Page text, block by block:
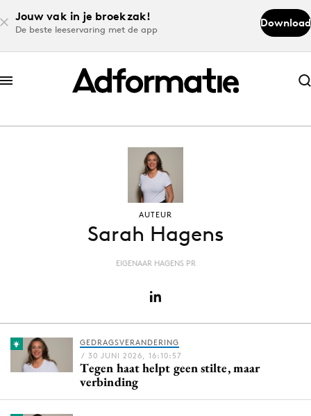
Jouw vak in je broekzak!
De beste leeservaring met de app
Download
Abonneer nu
Abonneer nu
Download de app
Volg het laatste nieuws via de Adformatie
Menu
AUTEUR
Sarah Hagens
EIGENAAR HAGENS PR
GEDRAGSVERANDERING
/ 30 JUNI 2026, 16:10:57
Tegen haat helpt geen stilte, maar
verbinding